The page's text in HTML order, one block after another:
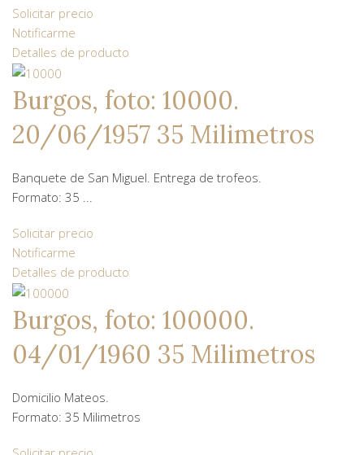
Solicitar precio
Notificarme
Detalles de producto
Burgos, foto: 10000.
20/06/1957 35 Milimetros
Banquete de San Miguel. Entrega de trofeos.
Formato: 35 ...
Solicitar precio
Notificarme
Detalles de producto
Burgos, foto: 100000.
04/01/1960 35 Milimetros
Domicilio Mateos.
Formato: 35 Milimetros